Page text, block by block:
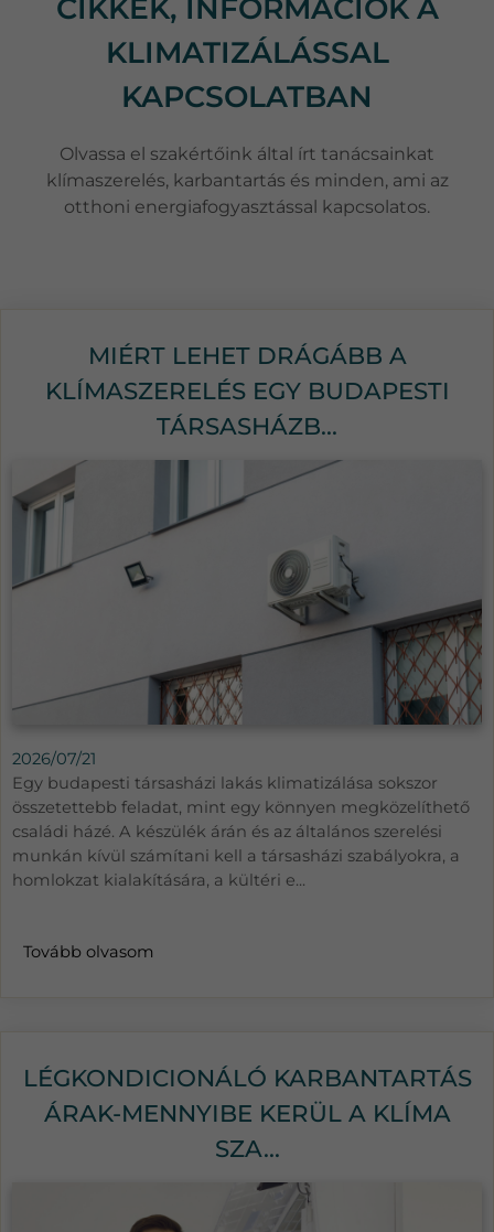
CIKKEK, INFORMÁCIÓK A
KLIMATIZÁLÁSSAL
KAPCSOLATBAN
Olvassa el szakértőink által írt tanácsainkat
klímaszerelés, karbantartás és minden, ami az
otthoni energiafogyasztással kapcsolatos.
MIÉRT LEHET DRÁGÁBB A
KLÍMASZERELÉS EGY BUDAPESTI
TÁRSASHÁZB...
2026/07/21
Egy budapesti társasházi lakás klimatizálása sokszor
összetettebb feladat, mint egy könnyen megközelíthető
családi házé. A készülék árán és az általános szerelési
munkán kívül számítani kell a társasházi szabályokra, a
homlokzat kialakítására, a kültéri e...
Tovább olvasom
LÉGKONDICIONÁLÓ KARBANTARTÁS
ÁRAK-MENNYIBE KERÜL A KLÍMA
SZA...